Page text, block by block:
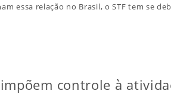
essa relação no Brasil, o STF tem se
controle à